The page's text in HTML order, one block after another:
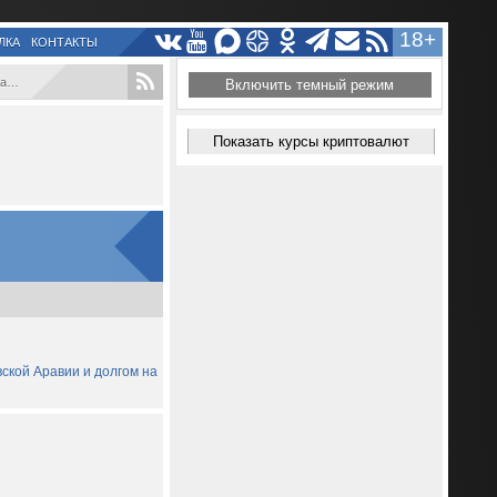
18+
КОНТАКТЫ
Аравии и долгом на
Включить темный режим
Показать курсы криптовалют